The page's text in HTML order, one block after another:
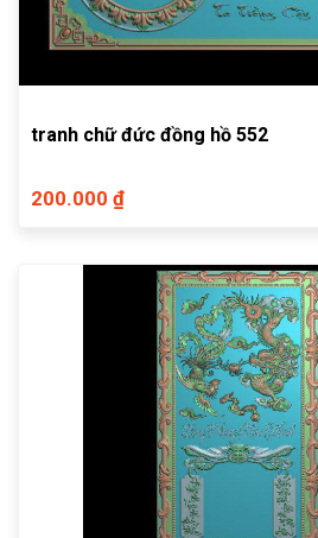
tranh chữ đức đồng hồ 552
200.000 ₫